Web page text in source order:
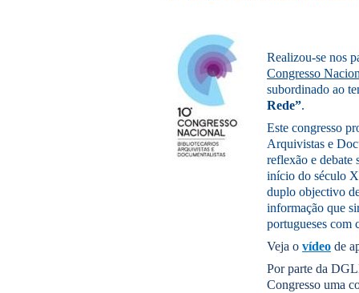
Realizou-se nos
Congresso
subordinado ao
Rede”.
Este congresso
Arquivistas e
reflexão e debate
início do século
duplo objectivo
informação que
portugueses com
Veja o vídeo de
Por parte da
Congresso uma